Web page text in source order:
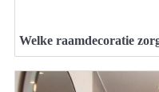
Welke raamdecoratie